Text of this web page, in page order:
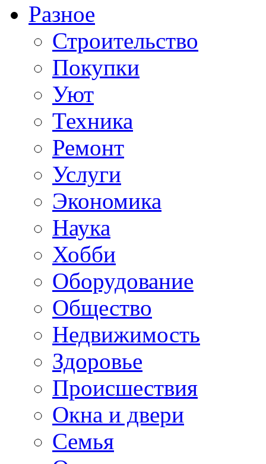
Разное
Строительство
Покупки
Уют
Техника
Ремонт
Услуги
Экономика
Наука
Хобби
Оборудование
Общество
Недвижимость
Здоровье
Происшествия
Окна и двери
Семья